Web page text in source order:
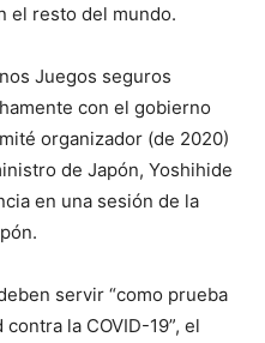
el resto del mundo.
Juegos seguros
con el gobierno
organizador (de 2020)
de Japón, Yoshihide
en una sesión de la
servir “como prueba
la COVID-19”, el